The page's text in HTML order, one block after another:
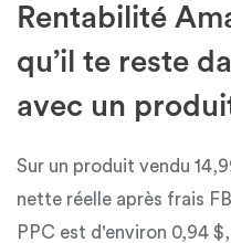
Rentabilité
qu’il te reste
avec un
Sur un produit vendu
nette réelle après frais
PPC est d'environ 0,94